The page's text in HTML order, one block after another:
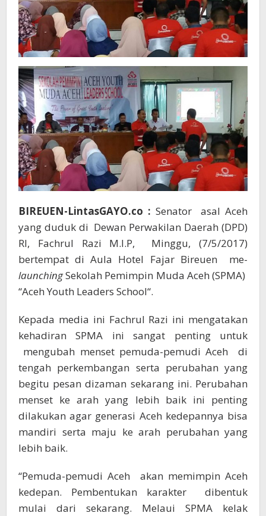
BIREUEN-LintasGAYO.co : Senator asal Aceh
yang duduk di Dewan Perwakilan Daerah (DPD)
RI, Fachrul Razi M.I.P, Minggu, (7/5/2017)
bertempat di Aula Hotel Fajar Bireuen me-
launchingSekolah Pemimpin Muda Aceh (SPMA)
“Aceh Youth Leaders School“.
Kepada media ini Fachrul Razi ini mengatakan
kehadiran SPMA ini sangat penting untuk
mengubah menset pemuda-pemudi Aceh di
tengah perkembangan serta perubahan yang
begitu pesan dizaman sekarang ini. Perubahan
menset ke arah yang lebih baik ini penting
dilakukan agar generasi Aceh kedepannya bisa
mandiri serta maju ke arah perubahan yang
lebih baik.
“Pemuda-pemudi Aceh akan memimpin Aceh
kedepan. Pembentukan karakter dibentuk
mulai dari sekarang. Melaui SPMA kelak